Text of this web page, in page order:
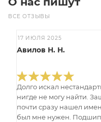
ВСЕ ОТЗЫВЫ
17 ИЮЛЯ 2025
Авилов Н. Н.
Долго искал
нигде не могу найти.
почти сразу нашел
был мне нужен.